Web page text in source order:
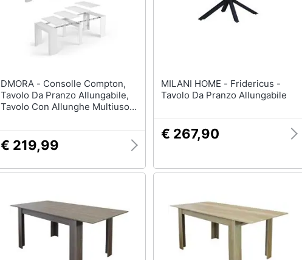
DMORA - Consolle Compton,
Tavolo Da Pranzo Allungabile,
Tavolo Con Allunghe Multiuso
Lucido
€ 219,99
MILANI HOME - Fridericus -
Tavolo Da Pranzo Allungabile
€ 267,90